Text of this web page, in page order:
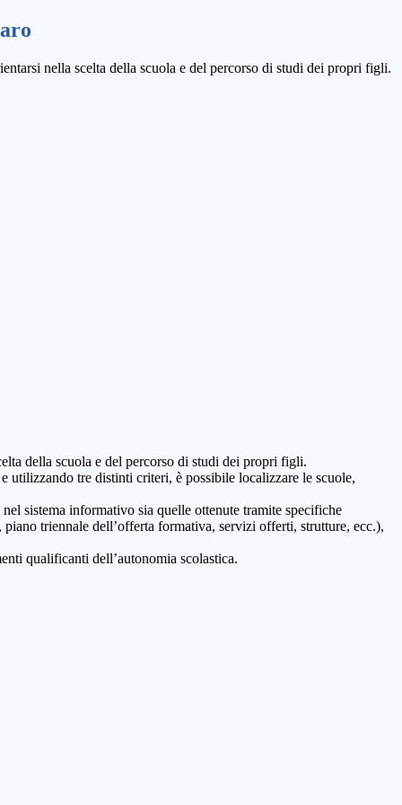
nella scelta della scuola e del percorso di studi dei propri figli.
della scuola e del percorso di studi dei propri figli.
utilizzando tre distinti criteri, è possibile localizzare le scuole,
sistema informativo sia quelle ottenute tramite specifiche
triennale dell’offerta formativa, servizi offerti, strutture, ecc.),
qualificanti dell’autonomia scolastica.